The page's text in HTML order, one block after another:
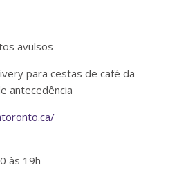
avulsos
para cestas de café da
antecedência
às 19h